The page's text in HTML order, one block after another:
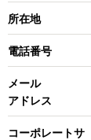
所在地
電話番号
メール
アドレス
コーポレートサ